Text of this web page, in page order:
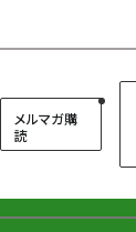
メルマガ購
読